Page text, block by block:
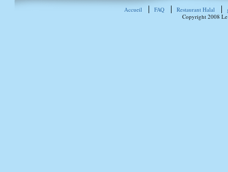
Accueil FAQ Restaurant Halal
Copyright 2008